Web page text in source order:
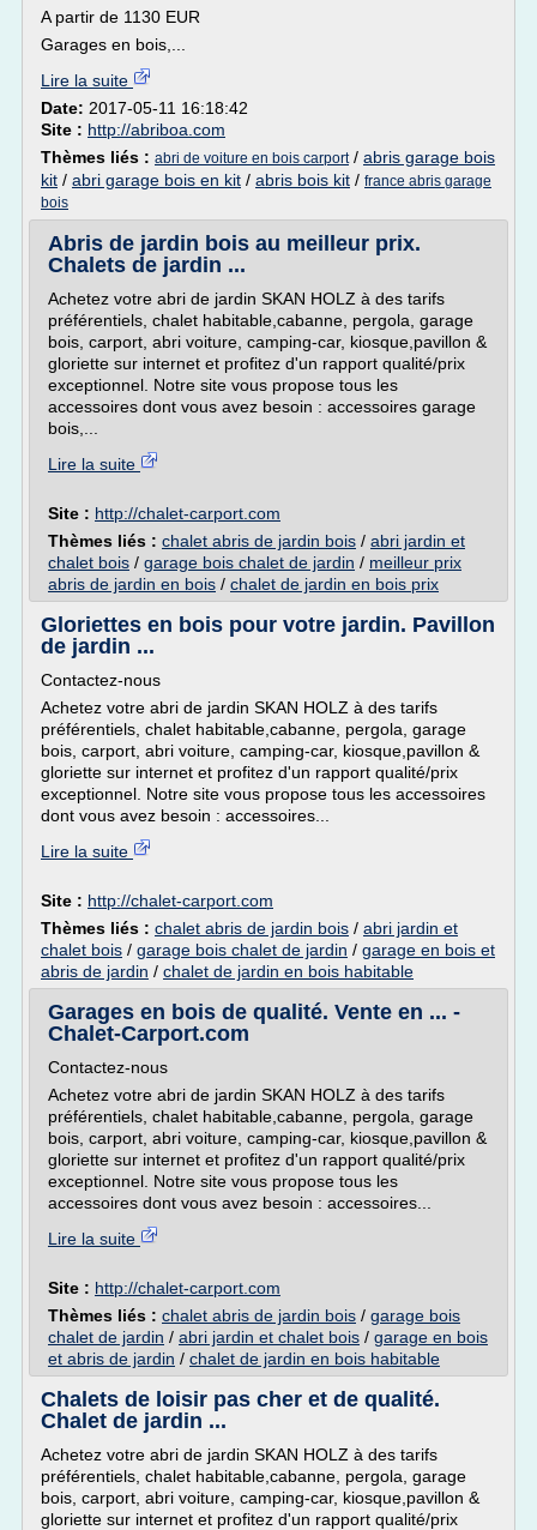
A partir de 1130 EUR
Garages en bois,...
Lire la suite
Date: 2017-05-11 16:18:42
Site : http://abriboa.com
Thèmes liés : abri de voiture en bois carport/ abris garage bois
kit / abri garage bois en kit / abris bois kit / france abris garage
bois
Abris de jardin bois au meilleur prix.
Chalets de jardin ...
Achetez votre abri de jardin SKAN HOLZ à des tarifs
préférentiels, chalet habitable,cabanne, pergola, garage
bois, carport, abri voiture, camping-car, kiosque,pavillon &
gloriette sur internet et profitez d'un rapport qualité/prix
exceptionnel. Notre site vous propose tous les
accessoires dont vous avez besoin : accessoires garage
bois,...
Lire la suite
Site : http://chalet-carport.com
Thèmes liés : chalet abris de jardin bois / abri jardin et
chalet bois / garage bois chalet de jardin / meilleur prix
abris de jardin en bois / chalet de jardin en bois prix
Gloriettes en bois pour votre jardin. Pavillon
de jardin ...
Contactez-nous
Achetez votre abri de jardin SKAN HOLZ à des tarifs
préférentiels, chalet habitable,cabanne, pergola, garage
bois, carport, abri voiture, camping-car, kiosque,pavillon &
gloriette sur internet et profitez d'un rapport qualité/prix
exceptionnel. Notre site vous propose tous les accessoires
dont vous avez besoin : accessoires...
Lire la suite
Site : http://chalet-carport.com
Thèmes liés : chalet abris de jardin bois / abri jardin et
chalet bois / garage bois chalet de jardin / garage en bois et
abris de jardin / chalet de jardin en bois habitable
Garages en bois de qualité. Vente en ... -
Chalet-Carport.com
Contactez-nous
Achetez votre abri de jardin SKAN HOLZ à des tarifs
préférentiels, chalet habitable,cabanne, pergola, garage
bois, carport, abri voiture, camping-car, kiosque,pavillon &
gloriette sur internet et profitez d'un rapport qualité/prix
exceptionnel. Notre site vous propose tous les
accessoires dont vous avez besoin : accessoires...
Lire la suite
Site : http://chalet-carport.com
Thèmes liés : chalet abris de jardin bois / garage bois
chalet de jardin / abri jardin et chalet bois / garage en bois
et abris de jardin / chalet de jardin en bois habitable
Chalets de loisir pas cher et de qualité.
Chalet de jardin ...
Achetez votre abri de jardin SKAN HOLZ à des tarifs
préférentiels, chalet habitable,cabanne, pergola, garage
bois, carport, abri voiture, camping-car, kiosque,pavillon &
gloriette sur internet et profitez d'un rapport qualité/prix